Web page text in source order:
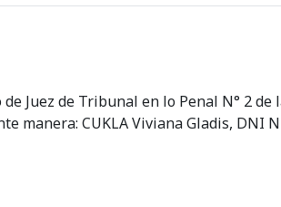
Juez de Tribunal en lo Penal N° 2
manera: CUKLA Viviana Gladis, DNI